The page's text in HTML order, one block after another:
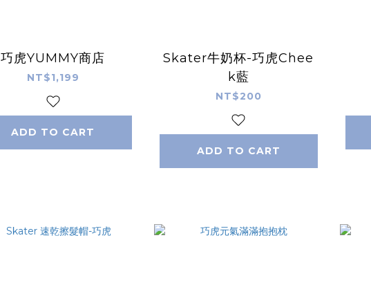
巧虎YUMMY商店
NT$1,199
ADD TO CART
Skater牛奶杯-巧虎Chee
k藍
NT$200
ADD TO CART